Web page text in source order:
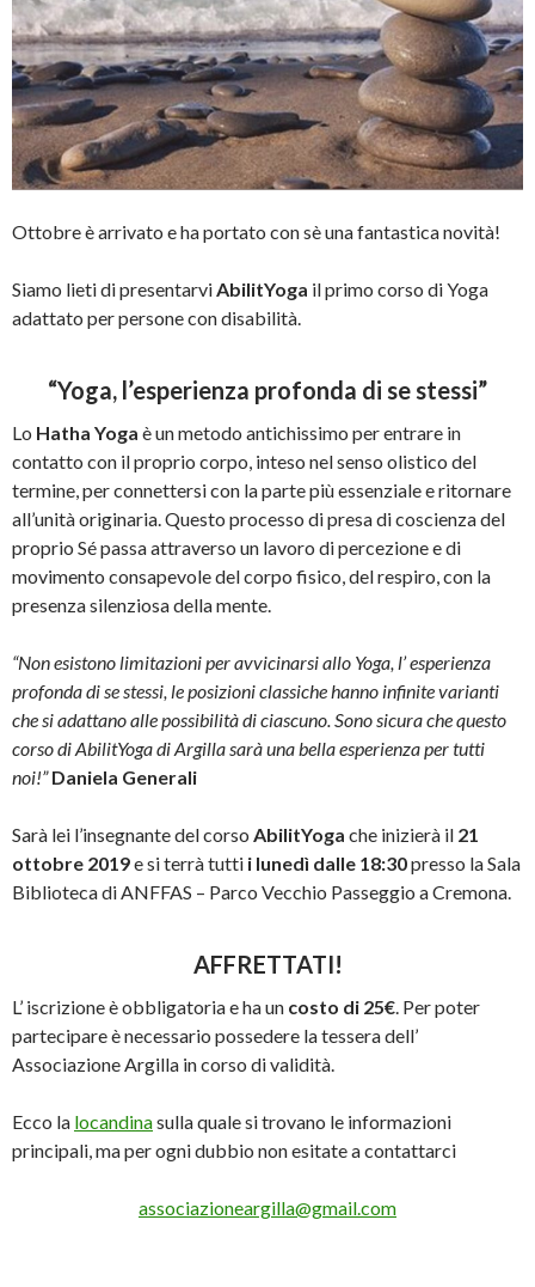
Ottobre è arrivato e ha portato con sè una fantastica novità!
Siamo lieti di presentarviAbilitYoga il primo corso di Yoga
adattato per persone con disabilità.
“Yoga, l’esperienza profonda di se stessi”
Lo Hatha Yoga è un metodo antichissimo per entrare in
contatto con il proprio corpo, inteso nel senso olistico del
termine, per connettersi con la parte più essenziale e ritornare
all’unità originaria. Questo processo di presa di coscienza del
proprio Sé passa attraverso un lavoro di percezione e di
movimento consapevole del corpo fisico, del respiro, con la
presenza silenziosa della mente.
“Non esistono limitazioni per avvicinarsi allo Yoga, l’ esperienza
profonda di se stessi, le posizioni classiche hanno infinite varianti
che si adattano alle possibilità di ciascuno. Sono sicura che questo
corso di AbilitYoga di Argilla sarà una bella esperienza per tutti
noi!” Daniela Generali
Sarà lei l’insegnante del corso AbilitYoga che inizierà il 21
ottobre 2019e si terrà tutti i lunedì dalle 18:30presso la Sala
Biblioteca di ANFFAS – Parco Vecchio Passeggio a Cremona.
AFFRETTATI!
L’ iscrizione è obbligatoria e ha un costo di 25€. Per poter
partecipare è necessario possedere la tessera dell’
Associazione Argilla in corso di validità.
Ecco la locandinasulla quale si trovano le informazioni
principali, ma per ogni dubbio non esitate a contattarci
associazioneargilla@gmail.com